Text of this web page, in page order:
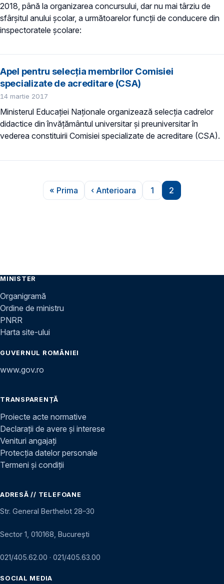
2018, până la organizarea concursului, dar nu mai târziu de
sfârşitul anului şcolar, a următoarelor funcţii de conducere din
inspectoratele școlare:
Apel pentru selecția membrilor Comisiei
specializate de acreditare (CSA)
14 martie 2017
Ministerul Educației Naționale organizează selecția cadrelor
didactice din învățământul universitar și preuniversitar în
vederea constituirii Comisiei specializate de acreditare (CSA).
Prima pagină
« Prima
Pagina anterioară
‹ Anterioara
Pagina
1
Pagina
2
MINISTER
Organigramă
Ordine de ministru
PNRR
Harta site-ului
GUVERNUL ROMÂNIEI
www.gov.ro
TRANSPARENȚĂ
Proiecte acte normative
Declarații de avere și interese
Venituri angajați
Protecția datelor personale
Termeni și condiții
ADRESĂ // TELEFOANE
Str. General Berthelot 28–30
Sector 1, 010168, București
021/405.62.00 · 021/405.63.00
SOCIAL MEDIA